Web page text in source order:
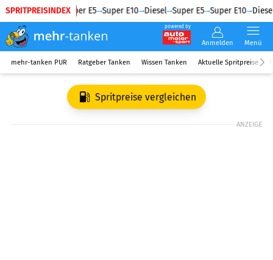
SPRITPREISINDEX
Diesel Super E5 Super E10 Diesel Super E5 Super E10 Diesel
powered by
Anmelden Menü
mehr-tanken PUR Ratgeber Tanken Wissen Tanken Aktuelle Spritpreise
Spritpreise vergleichen
ANZEIGE